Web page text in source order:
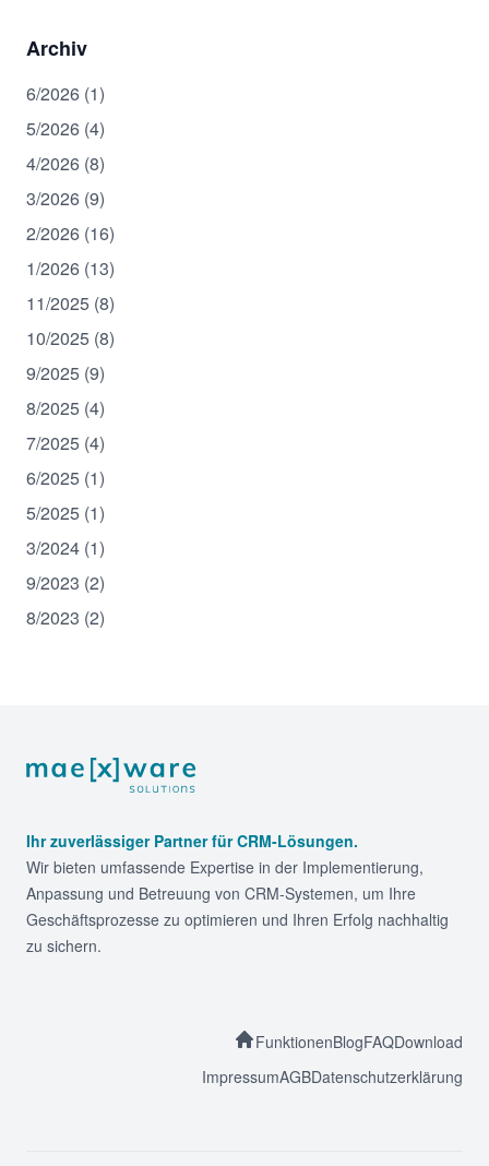
Archiv
6/2026 (1)
5/2026 (4)
4/2026 (8)
3/2026 (9)
2/2026 (16)
1/2026 (13)
11/2025 (8)
10/2025 (8)
9/2025 (9)
8/2025 (4)
7/2025 (4)
6/2025 (1)
5/2025 (1)
3/2024 (1)
9/2023 (2)
8/2023 (2)
Footer
Ihr zuverlässiger Partner für CRM-Lösungen.
Wir bieten umfassende Expertise in der Implementierung,
Anpassung und Betreuung von CRM-Systemen, um Ihre
Geschäftsprozesse zu optimieren und Ihren Erfolg nachhaltig
zu sichern.
FunktionenBlogFAQDownload
ImpressumAGBDatenschutzerklärung